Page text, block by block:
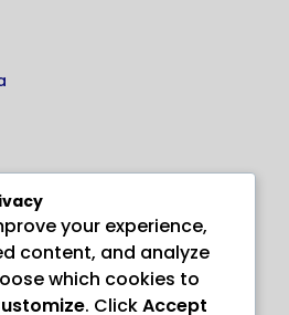
your experience,
content, and analyze
which cookies to
. ClickAccept